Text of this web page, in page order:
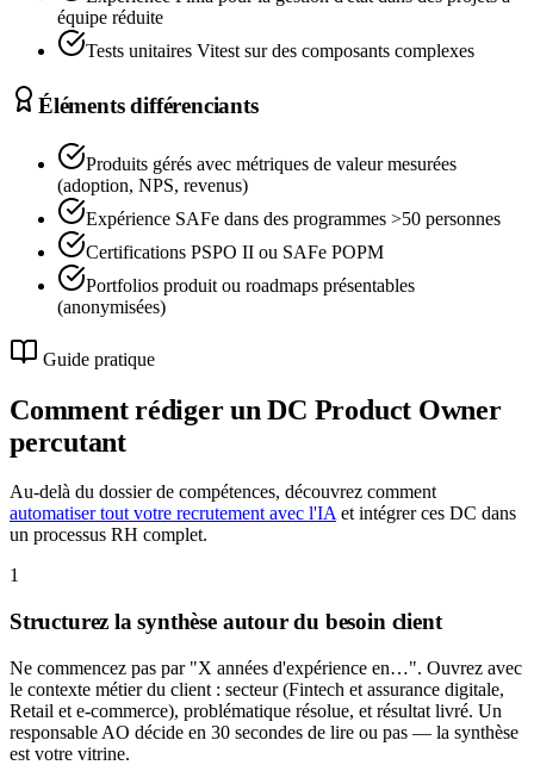
équipe réduite
Tests unitaires Vitest sur des composants complexes
Éléments différenciants
Produits gérés avec métriques de valeur mesurées
(adoption, NPS, revenus)
Expérience SAFe dans des programmes >50 personnes
Certifications PSPO II ou SAFe POPM
Portfolios produit ou roadmaps présentables
(anonymisées)
Guide pratique
Comment rédiger un DC Product Owner
percutant
Au-delà du dossier de compétences, découvrez comment
automatiser tout votre recrutement avec l'IA et intégrer ces DC dans
un processus RH complet.
1
Structurez la synthèse autour du besoin client
Ne commencez pas par "X années d'expérience en…". Ouvrez avec
le contexte métier du client : secteur (Fintech et assurance digitale,
Retail et e-commerce), problématique résolue, et résultat livré. Un
responsable AO décide en 30 secondes de lire ou pas — la synthèse
est votre vitrine.